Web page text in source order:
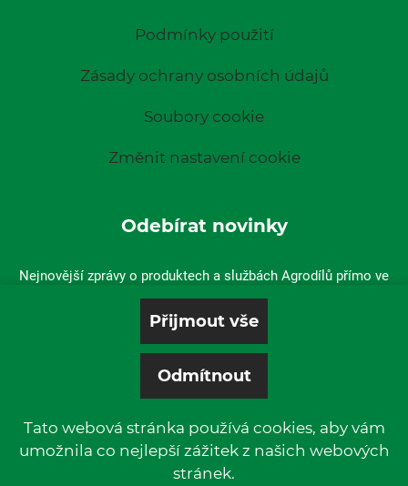
Podmínky použití
Zásady ochrany osobních údajů
Soubory cookie
Změnit nastavení cookie
Odebírat novinky
Nejnovější zprávy o produktech a službách Agrodílů přímo ve
vaší doručené poště.
Tato webová stránka používá cookies, aby vám
umožnila co nejlepší zážitek z našich webových
stránek.